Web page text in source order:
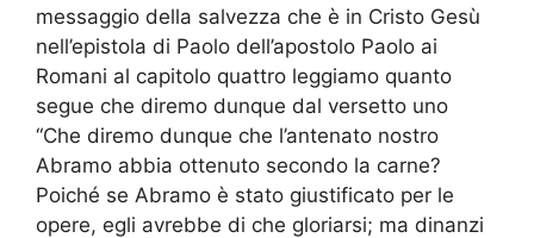
messaggio della salvezza che è in Cristo Gesù
nell’epistola di Paolo dell’apostolo Paolo ai
Romani al capitolo quattro leggiamo quanto
segue che diremo dunque dal versetto uno
“Che diremo dunque che l’antenato nostro
Abramo abbia ottenuto secondo la carne?
Poiché se Abramo è stato giustificato per le
opere, egli avrebbe di che gloriarsi; ma dinanzi